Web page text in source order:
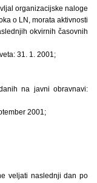
organizacijske naloge
o LN, morata aktivnosti
okvirnih časovnih
31. 1. 2001;
na javni obravnavi:
2001;
veljati naslednji dan po